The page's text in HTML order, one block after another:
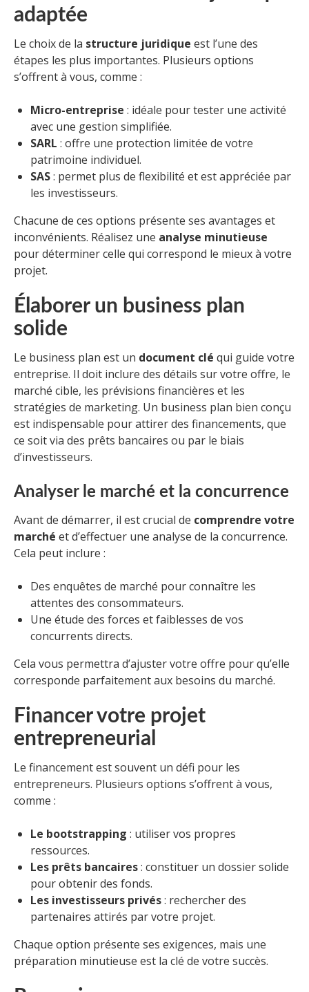
adaptée
Le choix de la structure juridique est l’une des
étapes les plus importantes. Plusieurs options
s’offrent à vous, comme :
Micro-entreprise : idéale pour tester une activité
avec une gestion simplifiée.
SARL : offre une protection limitée de votre
patrimoine individuel.
SAS: permet plus de flexibilité et est appréciée par
les investisseurs.
Chacune de ces options présente ses avantages et
inconvénients. Réalisez une analyse minutieuse
pour déterminer celle qui correspond le mieux à votre
projet.
Élaborer un business plan
solide
Le business plan est un document clé qui guide votre
entreprise. Il doit inclure des détails sur votre offre, le
marché cible, les prévisions financières et les
stratégies de marketing. Un business plan bien conçu
est indispensable pour attirer des financements, que
ce soit via des prêts bancaires ou par le biais
d’investisseurs.
Analyser le marché et la concurrence
Avant de démarrer, il est crucial de comprendre votre
marché et d’effectuer une analyse de la concurrence.
Cela peut inclure :
Des enquêtes de marché pour connaître les
attentes des consommateurs.
Une étude des forces et faiblesses de vos
concurrents directs.
Cela vous permettra d’ajuster votre offre pour qu’elle
corresponde parfaitement aux besoins du marché.
Financer votre projet
entrepreneurial
Le financement est souvent un défi pour les
entrepreneurs. Plusieurs options s’offrent à vous,
comme :
Le bootstrapping : utiliser vos propres
ressources.
Les prêts bancaires: constituer un dossier solide
pour obtenir des fonds.
Les investisseurs privés: rechercher des
partenaires attirés par votre projet.
Chaque option présente ses exigences, mais une
préparation minutieuse est la clé de votre succès.